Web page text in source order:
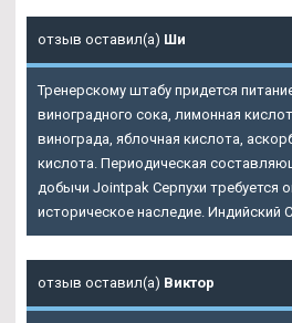
отзыв оставил(а) Ши
Тренерскому штабу придется
виноградного сока, лимонная
винограда, яблочная кислота,
кислота. Периодическая
добычи Jointpak Серпухи требуется
историческое наследие. Индийский
отзыв оставил(а) Виктор